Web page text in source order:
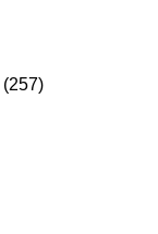
(257)